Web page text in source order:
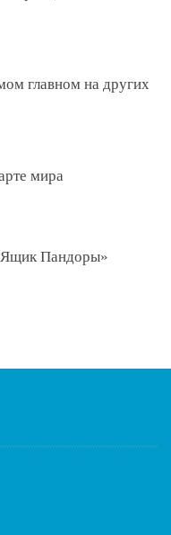
главном на других
мира
Пандоры»